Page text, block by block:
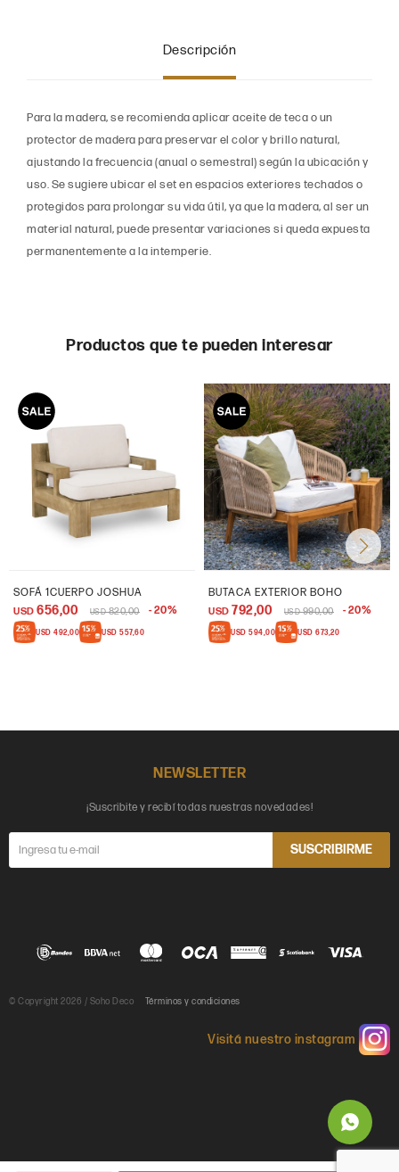
Descripción
Para la madera, se recomienda aplicar aceite de teca o un
protector de madera para preservar el color y brillo natural,
ajustando la frecuencia (anual o semestral) según la ubicación y
uso. Se sugiere ubicar el set en espacios exteriores techados o
protegidos para prolongar su vida útil, ya que la madera, al ser un
material natural, puede presentar variaciones si queda expuesta
permanentemente a la intemperie.
Productos que te pueden interesar
SOFÁ 1CUERPO JOSHUA
USD 656,00 USD 820,00 20
USD 492,00 USD 557,60
BUTACA EXTERIOR BOHO
USD 792,00 USD 990,00 20
USD 594,00 USD 673,20
NEWSLETTER
¡Suscribite y recibí todas nuestras novedades!
SUSCRIBIRME

© Copyright 2026 / Soho Deco Términos y condiciones